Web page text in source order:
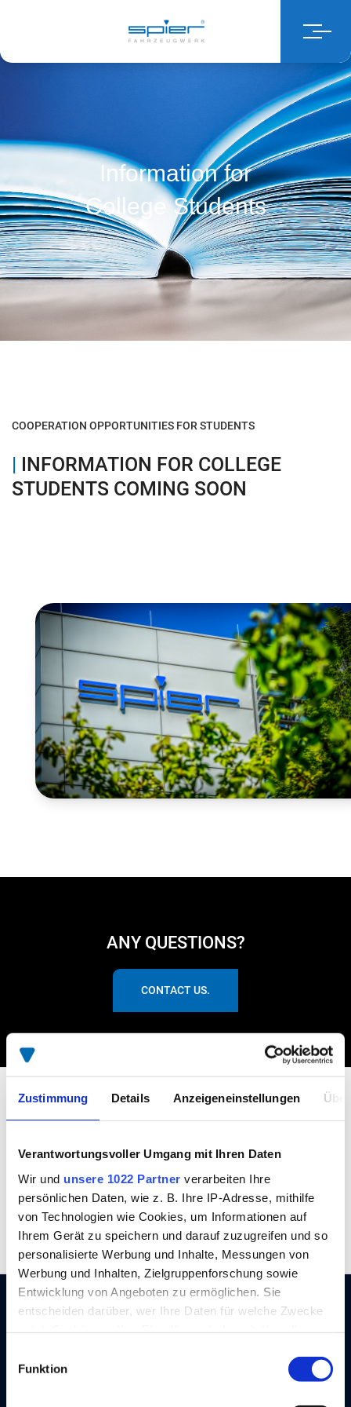
Zustimmung Details Anzeigeneinstellungen
Verantwortungsvoller Umgang mit Ihren Daten
Wir und unsere 1022 Partner verarbeiten Ihre
persönlichen Daten, wie z. B. Ihre IP-Adresse, mithilfe
von Technologien wie Cookies, um Informationen auf
Ihrem Gerät zu speichern und darauf zuzugreifen und so
personalisierte Werbung und Inhalte, Messungen von
Werbung und Inhalten, Zielgruppenforschung sowie
Entwicklung von Angeboten zu ermöglichen. Sie
entscheiden darüber, wer Ihre Daten für welche Zwecke
Trigger Symbol ändern oder widerrufen
Funktion
Information for
College Students
COOPERATION OPPORTUNITIES FOR STUDENTS
| INFORMATION FOR COLLEGE
STUDENTS COMING SOON
ANY QUESTIONS?
CONTACT US.
Leidenschaft
seit 1872
Zertifizierter
Aufbauhersteller